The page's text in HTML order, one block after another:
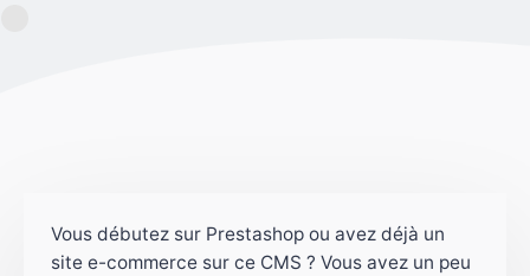
Vous débutez sur Prestashop ou avez déjà un
site e-commerce sur ce CMS ? Vous avez un peu